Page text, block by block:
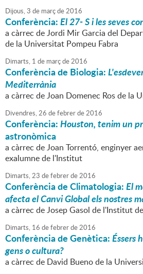
Dijous,3 de marçde2016
Conferència:El 27- S i les seves
a càrrec de Jordi Mir Garcia del
de la Universitat Pompeu Fabra
Dimarts, 1 de marçde2016
Conferència de Biologia:
Mediterrània
a càrrec de Joan Domenec Ros de la
Divendres,26 defebrerde2016
Conferència:Houston, tenim un
astronòmica
a càrrec de Joan Torrentó, enginyer
exalumne de l'Institut
Dimarts,23 defebrerde2016
Conferència de Climatologia:El
afecta el Canvi Global els nostres
a càrrec de Josep Gasol de l'Institut
Dimarts, 16 defebrerde2016
Conferència de Genètica:Éssers
gens o cultura?
a càrrec de David Bueno de la